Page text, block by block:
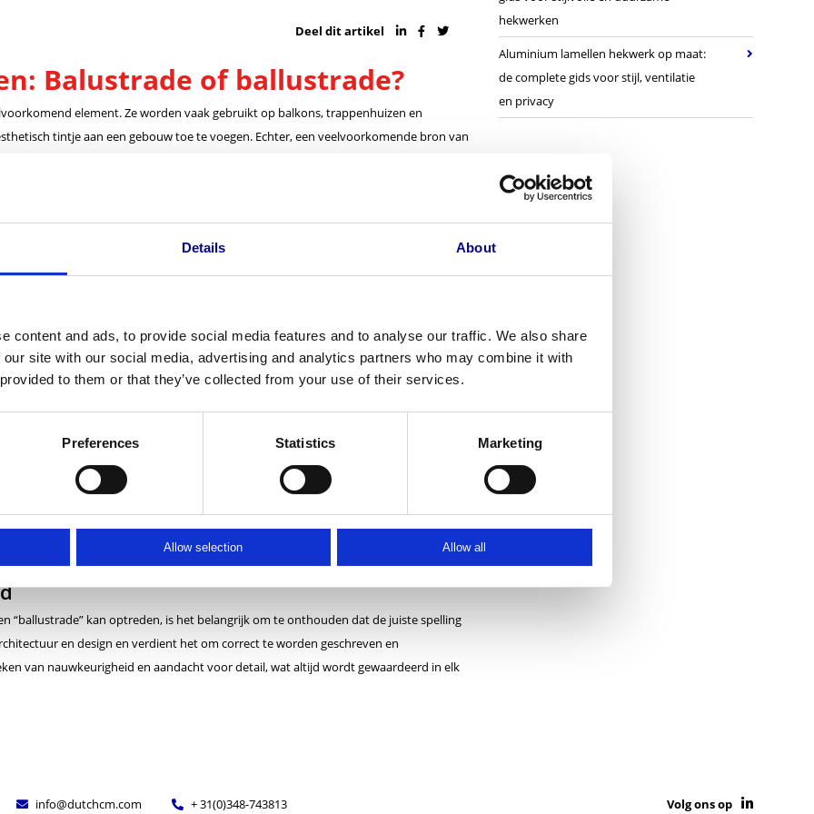
Details About
content and ads, to provide social media features and to analyse our traffic. We also share
site with our social media, advertising and analytics partners who may combine it with
to them or that they’ve collected from your use of their services.
Preferences Statistics Marketing
Allow selection Allow all
Deel dit artikel
Balustrade of ballustrade?
element. Ze worden vaak gebruikt op balkons, trappenhuizen en
tintje aan een gebouw toe te voegen. Echter, een veelvoorkomende bron van
“balustrade.” Dit is een Frans leenwoord dat zijn oorsprong vindt in het Italiaanse
balustrade is een reeks kleine verticale kolommen of spijlen, die meestal worden
fonetisch klinken als “ballustrade,” waardoor mensen in de war raken over de juiste
en “a” in het midden van het woord kunnen bijdragen aan spelfouten.
kunnen “balustrade” automatisch corrigeren naar
“ballustrade” kan optreden, is het belangrijk om te onthouden dat de juiste spelling
en design en verdient het om correct te worden geschreven en
van nauwkeurigheid en aandacht voor detail, wat altijd wordt gewaardeerd in elk
hekwerken
Aluminium lamellen hekwerk op maat:
de complete gids voor stijl, ventilatie
en privacy
info@dutchcm.com + 31(0)348-743813 Volg ons op